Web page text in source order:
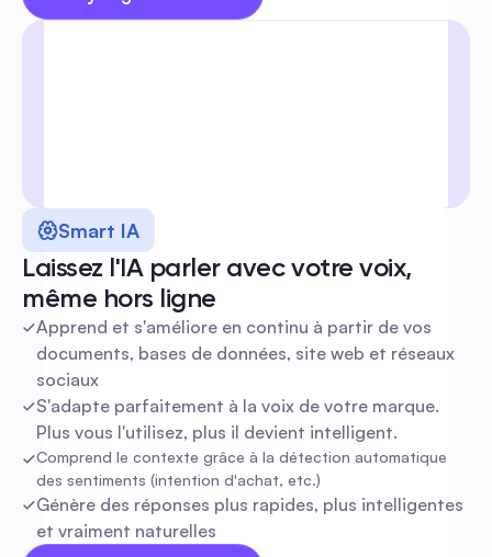
Smart IA
Laissez l'IA parler avec votre voix,
même hors ligne
Apprend et s'améliore en continu à partir de vos
documents, bases de données, site web et réseaux
sociaux
S'adapte parfaitement à la voix de votre marque.
Plus vous l'utilisez, plus il devient intelligent.
Comprend le contexte grâce à la détection automatique
des sentiments (intention d'achat, etc.)
Génère des réponses plus rapides, plus intelligentes
et vraiment naturelles